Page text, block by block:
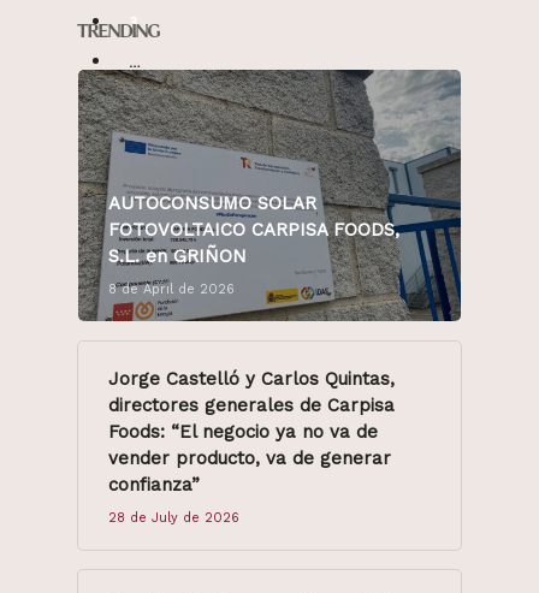
3
…
18
Next »
TRENDING
AUTOCONSUMO SOLAR
FOTOVOLTAICO CARPISA FOODS,
S.L. en GRIÑON
8 de April de 2026
Jorge Castelló y Carlos Quintas,
directores generales de Carpisa
Foods: “El negocio ya no va de
vender producto, va de generar
confianza”
28 de July de 2026